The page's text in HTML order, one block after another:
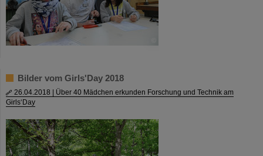
Bilder vom Girls'Day 2018
26.04.2018 | Über 40 Mädchen erkunden Forschung und Technik am
Girls‘Day